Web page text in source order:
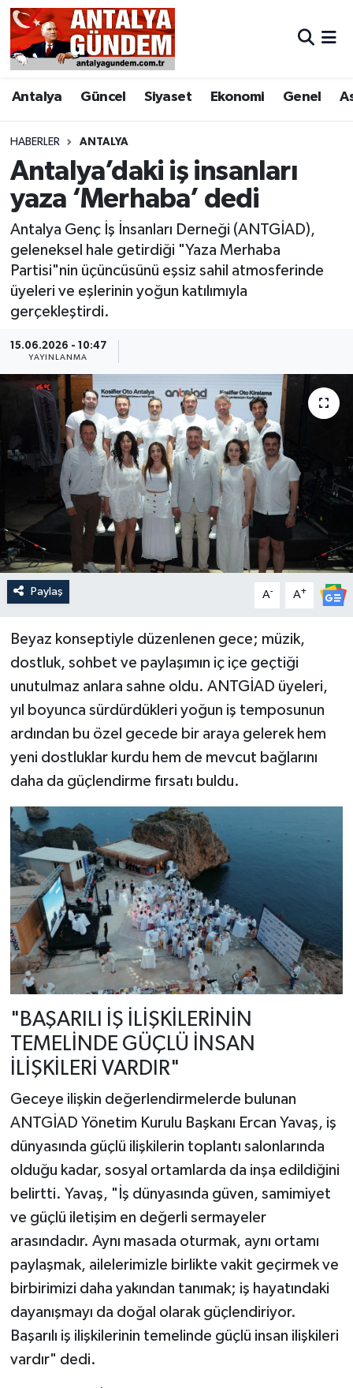
Antalya Güncel Siyaset Ekonomi Genel
HABERLER ANTALYA
Antalya’daki iş insanları
yaza ‘Merhaba’ dedi
Antalya Genç İş İnsanları Derneği (ANTGİAD),
geleneksel hale getirdiği "Yaza Merhaba
Partisi"nin üçüncüsünü eşsiz sahil atmosferinde
üyeleri ve eşlerinin yoğun katılımıyla
gerçekleştirdi.
15.06.2026 - 10:47
YAYINLANMA
Paylaş A- A+
Beyaz konseptiyle düzenlenen gece; müzik,
dostluk, sohbet ve paylaşımın iç içe geçtiği
unutulmaz anlara sahne oldu. ANTGİAD üyeleri,
yıl boyunca sürdürdükleri yoğun iş temposunun
ardından bu özel gecede bir araya gelerek hem
yeni dostluklar kurdu hem de mevcut bağlarını
daha da güçlendirme fırsatı buldu.
"BAŞARILI İŞ İLİŞKİLERİNİN
TEMELİNDE GÜÇLÜ İNSAN
İLİŞKİLERİ VARDIR"
Geceye ilişkin değerlendirmelerde bulunan
ANTGİAD Yönetim Kurulu Başkanı Ercan Yavaş, iş
dünyasında güçlü ilişkilerin toplantı salonlarında
olduğu kadar, sosyal ortamlarda da inşa edildiğini
belirtti. Yavaş, "İş dünyasında güven, samimiyet
ve güçlü iletişim en değerli sermayeler
arasındadır. Aynı masada oturmak, aynı ortamı
paylaşmak, ailelerimizle birlikte vakit geçirmek ve
birbirimizi daha yakından tanımak; iş hayatındaki
dayanışmayı da doğal olarak güçlendiriyor.
Başarılı iş ilişkilerinin temelinde güçlü insan ilişkileri
vardır" dedi.
Antalya
Asayiş
Bilim & Teknoloji
Bölge
EĞİTİM
Görüntülü Haber
Güncel
Kültür & Sanat
Magazin
Resmi İlan
Sağlık & Yaşam
Siyaset
Antalya Nöbetçi Eczaneler
Antalya Hava Durumu
Antalya Namaz Vakitleri
Antalya Trafik Yoğunluk Haritası
Süper Lig Puan Durumu ve Fikstür
Tüm Manşetler
Son Dakika Haberleri
Haber Arşivi